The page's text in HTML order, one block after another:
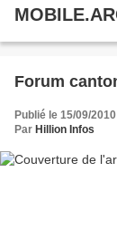
Forum
Publié le 15/09/
Par Hillion Infos